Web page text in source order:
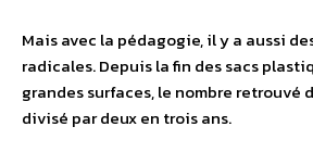
Mais avec la pédagogie, il y a aussi
radicales. Depuis la fin des sacs
grandes surfaces, le nombre retrouvé
divisé par deux en trois ans.